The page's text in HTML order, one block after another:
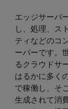
エッジサーバ
し、処理、ス
ティなどのコ
ーバーです。
るクラウドサ
はるかに多く
で稼働し、そ
生成されて消